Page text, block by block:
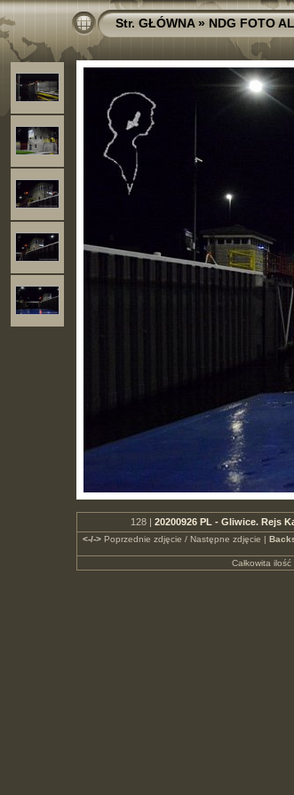
Str. GŁÓWNA»NDG FOTO
128 | 20200926 PL - Gliwice. Rejs
<-/->Poprzednie zdjęcie / Następne zdjęcie |
Całkowita ilość